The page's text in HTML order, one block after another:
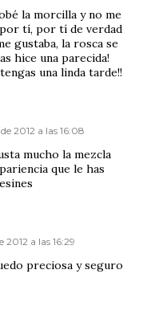
la morcilla y no me
tí, por tí de verdad
gustaba, la rosca se
hice una parecida!
una linda tarde!!
2012 a las 16:08
mucho la mezcla
que le has
a las 16:29
preciosa y seguro